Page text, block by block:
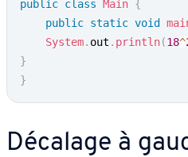
public class Main {
public static void
System. out . println(18^
}
}
Décalage à